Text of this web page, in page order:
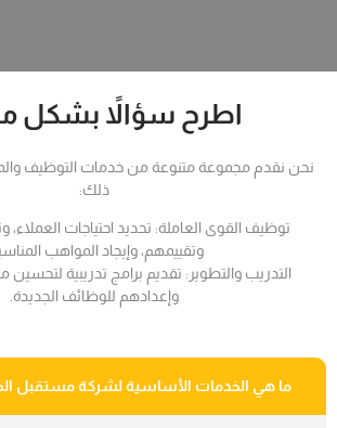
اطرح سؤالاً بشكل
نحن نقدم مجموعة متنوعة من خدمات التوظيف
ذلك:
توظيف القوى العاملة: تحديد احتياجات
وتقييمهم، وإيجاد المواهب
التدريب والتطوير: تقديم برامج تدريبية
وإعدادهم للوظائف الجديدة.
ما هي الخدمات الأساسية لشركة مستقبل